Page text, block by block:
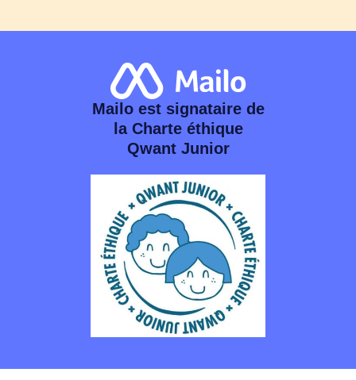
Mailo est signataire de
la Charte éthique
Qwant Junior